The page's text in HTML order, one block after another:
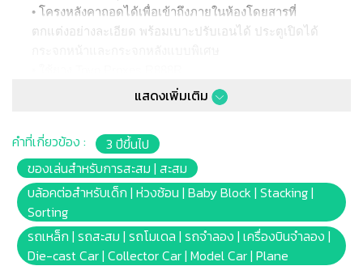
• โครงหลังคาถอดได้เพื่อเข้าถึงภายในห้องโดยสารที่
ตกแต่งอย่างละเอียด พร้อมเบาะปรับเอนได้ ประตูเปิดได้
• มีแผ่นป้ายสลักฮอตวีลส์ทำจากโลหะหล่อ
• ปรับแต่งรถของคุณโดยการติดสติ๊กเกอร์และเปลี่ยนฝา
ลิก เพื่อเตรียมพร้อมสำหรับการแข่งขัน!
แสดงเพิ่มเติม
คำที่เกี่ยวข้อง :
3 ปีขึ้นไป
ของเล่นสำหรับการสะสม | สะสม
บล้อคต่อสำหรับเด็ก | ห่วงซ้อน | Baby Block | Stacking |
Sorting
รถเหล็ก | รถสะสม | รถโมเดล | รถจำลอง | เครื่องบินจำลอง |
Die-cast Car | Collector Car | Model Car | Plane